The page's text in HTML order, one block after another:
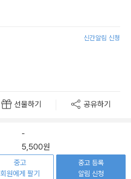
신간알림 신청
선물하기 공유하기
-
5,500원
중고
회원에게 팔기
중고 등록
알림 신청